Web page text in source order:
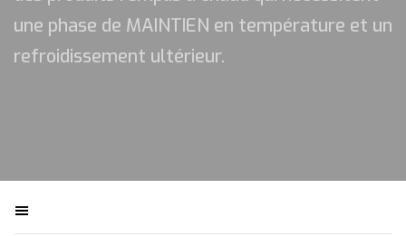
une phase de MAINTIEN en température et un
refroidissement ultérieur.